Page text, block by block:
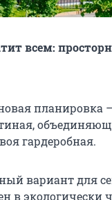
всем:
планировка
гардеробная.
вариант для
в экологически